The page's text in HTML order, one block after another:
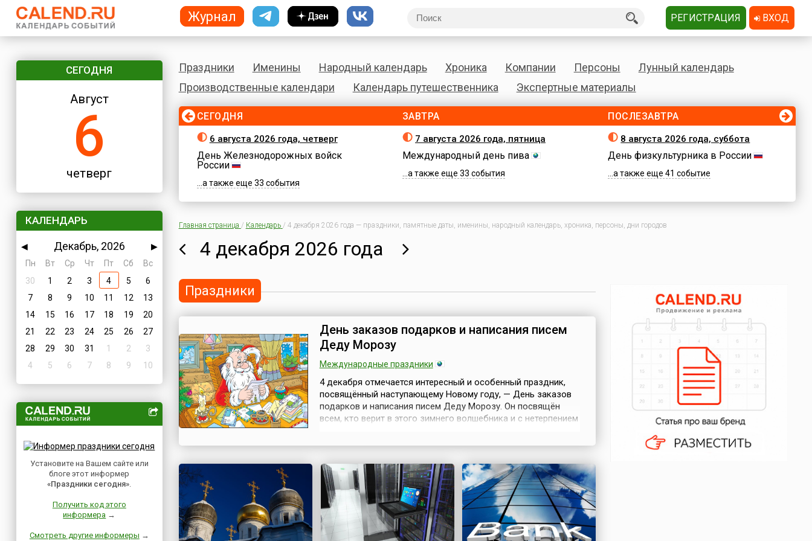
СЕГОДНЯ
Август
6
четверг
КАЛЕНДАРЬ
◀ Декабрь, 2026
▶
Пн
Вт Ср Чт Пт Сб
Вс
30
1 2 3 4 5
6
7
8 9 10 11 12
13
14
15 16 17 18 19
20
21
22 23 24 25 26
27
28
29 30 31 1 2
3
4
5 6 7 8 9 10
Установите на Вашем сайте или
блоге этот информер
«Праздники сегодня».
Получить код этого
информера →
Смотреть другие информеры →
Праздники Именины Народный календарь Хроника Компании Персоны
Лунный календарь
Производственные календари
Календарь путешественника Экспертные материалы
СЕГОДНЯ
6 августа 2026 года, четверг
День Железнодорожных войск
России
...а также еще 33 события
ЗАВТРА
7 августа 2026 года, пятница
Международный день пива
...а также еще 33 события
ПОСЛЕЗАВТРА
8 августа 2026 года, суббота
День физкультурника в России
...а также еще 41 событие
Главная страница / Календарь / 4 декабря 2026 года — праздники, памятные даты, именины, народный календарь, хроника, персоны, дни городов
4 декабря 2026 года
Праздники
День заказов подарков и написания писем
Деду Морозу
Международные праздники
4 декабря отмечается интересный и особенный праздник,
посвящённый наступающему Новому году, — День заказов
подарков и написания писем Деду Морозу. Он посвящён
всем, кто верит в этого зимнего волшебника и с нетерпением
открываются специальны...
Журнал РЕГИСТРАЦИЯ ВХОД